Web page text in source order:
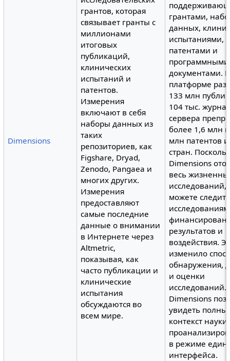
Dimensions
грантов, которая
связывает гранты с
миллионами
итоговых
публикаций,
клинических
испытаний и
патентов.
Измерения
включают в себя
наборы данных из
таких
репозиториев, как
Figshare, Dryad,
Zenodo, Pangaea и
многих других.
Измерения
предоставляют
самые последние
данные о внимании
в Интернете через
Altmetric,
показывая, как
часто публикации и
клинические
испытания
обсуждаются во
всем мире.
грантами,
данных,
испытаниями,
патентами и
программными
документами.
платформе
133 млн
104 тыс.
сервера
более 1,6 млн
млн патентов
стран.
Dimensions
весь
исследований,
можете
результатов и
воздействия.
изменило
обнаружения,
и оценки
исследований.
Dimensions
увидеть
контекст науки
в режиме
интерфейса.